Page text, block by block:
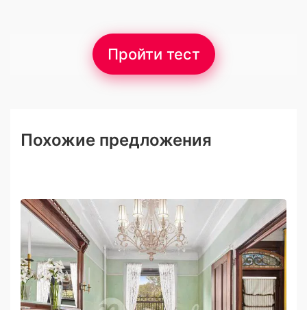
Пройти тест
Похожие предложения